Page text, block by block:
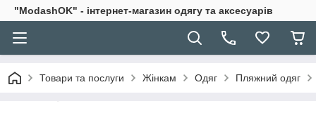
"ModashOK" - інтернет-магазин одягу та аксесуарів
Товари та послуги Жінкам Одяг Пляжний одяг